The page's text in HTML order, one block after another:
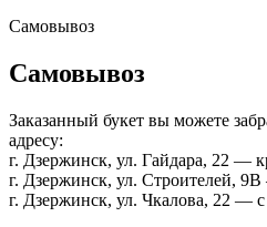
Самовывоз
Самовывоз
Заказанный букет вы можете
адресу:
г. Дзержинск, ул. Гайдара, 22 —
г. Дзержинск, ул. Строителей,
г. Дзержинск, ул. Чкалова, 22 —